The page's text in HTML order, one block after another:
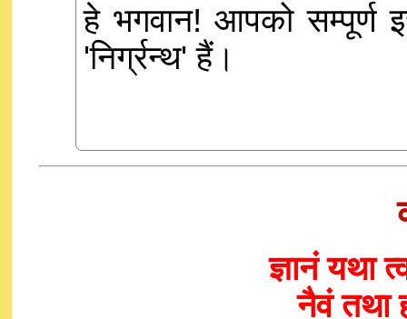
हे भगवान! आपको सम्पूर्ण
'निर्ग्रन्थ' हैं।
ज्ञानं यथा
नैवं तथा